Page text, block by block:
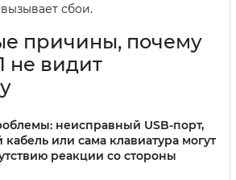
сбои.
причины, почему
не видит
неисправный USB-порт,
или сама клавиатура могут
реакции со стороны